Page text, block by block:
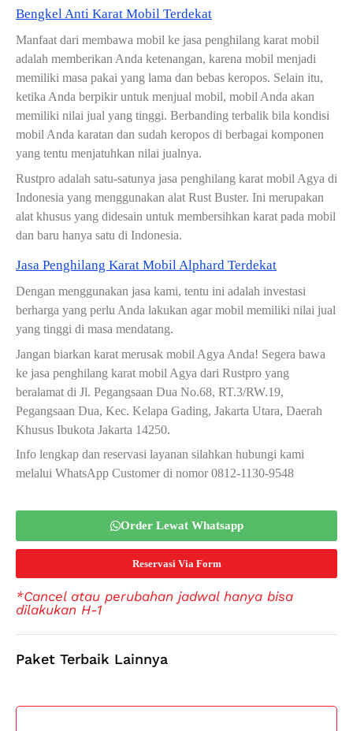
Bengkel Anti Karat Mobil Terdekat
Manfaat dari membawa mobil ke jasa penghilang karat mobil
adalah memberikan Anda ketenangan, karena mobil menjadi
memiliki masa pakai yang lama dan bebas keropos. Selain itu,
ketika Anda berpikir untuk menjual mobil, mobil Anda akan
memiliki nilai jual yang tinggi. Berbanding terbalik bila kondisi
mobil Anda karatan dan sudah keropos di berbagai komponen
yang tentu menjatuhkan nilai jualnya.
Rustpro adalah satu-satunya jasa penghilang karat mobil Agya di
Indonesia yang menggunakan alat Rust Buster. Ini merupakan
alat khusus yang didesain untuk membersihkan karat pada mobil
dan baru hanya satu di Indonesia.
Jasa Penghilang Karat Mobil Alphard Terdekat
Dengan menggunakan jasa kami, tentu ini adalah investasi
berharga yang perlu Anda lakukan agar mobil memiliki nilai jual
yang tinggi di masa mendatang.
Jangan biarkan karat merusak mobil Agya Anda! Segera bawa
ke jasa penghilang karat mobil Agya dari Rustpro yang
beralamat di Jl. Pegangsaan Dua No.68, RT.3/RW.19,
Pegangsaan Dua, Kec. Kelapa Gading, Jakarta Utara, Daerah
Khusus Ibukota Jakarta 14250.
Info lengkap dan reservasi layanan silahkan hubungi kami
melalui WhatsApp Customer di nomor 0812-1130-9548
Order Lewat Whatsapp
Reservasi Via Form
*Cancel atau perubahan jadwal hanya bisa
dilakukan H-1
Paket Terbaik Lainnya